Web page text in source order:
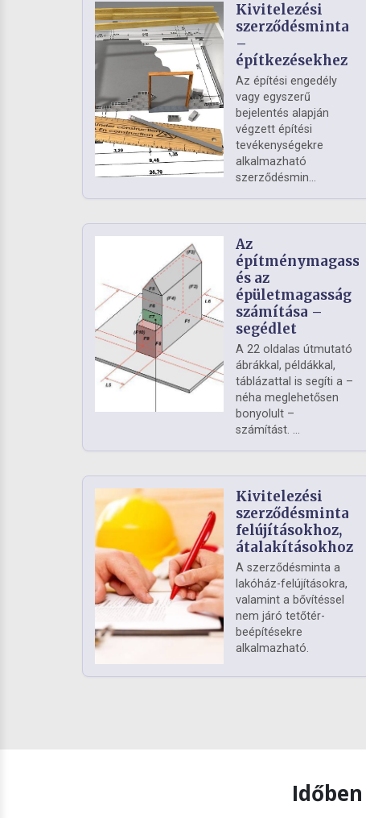
Kivitelezési
szerződésminta
–
építkezésekhez
Az építési engedély
vagy egyszerű
bejelentés alapján
végzett építési
tevékenységekre
alkalmazható
szerződésmin...
Az
és az
épületmagasság
számítása –
segédlet
A 22 oldalas útmutató
ábrákkal, példákkal,
táblázattal is segíti a –
néha meglehetősen
bonyolult –
számítást. ...
Kivitelezési
szerződésminta
felújításokhoz,
átalakításokhoz
A szerződésminta a
lakóház-felújításokra,
valamint a bővítéssel
nem járó tetőtér-
beépítésekre
alkalmazható.